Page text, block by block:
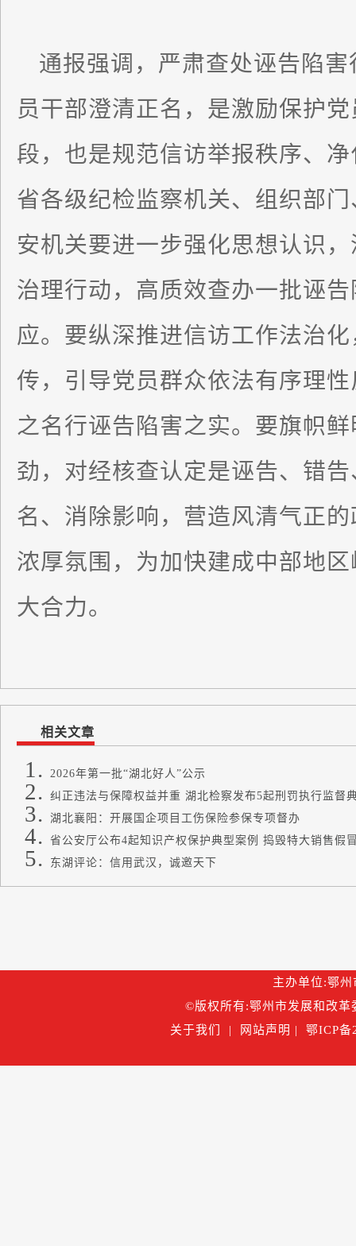
通报强调，严肃查处诬告陷
员干部澄清正名，是激励保护
段，也是规范信访举报秩序、
省各级纪检监察机关、组织部
安机关要进一步强化思想认识
治理行动，高质效查办一批诬
应。要纵深推进信访工作法治
传，引导党员群众依法有序理
之名行诬告陷害之实。要旗帜
劲，对经核查认定是诬告、错
名、消除影响，营造风清气正
浓厚氛围，为加快建成中部地
大合力。
相关文章
2026年第一批“湖北好人”公示
纠正违法与保障权益并重 湖北检察发布5起刑罚执行监督
湖北襄阳：开展国企项目工伤保险参保专项督办
省公安厅公布4起知识产权保护典型案例 捣毁特大销售假
东湖评论：信用武汉，诚邀天下
主办单位:鄂
©版权所有:鄂州市发展和改革
关于我们
| 网站声明 | 鄂ICP备